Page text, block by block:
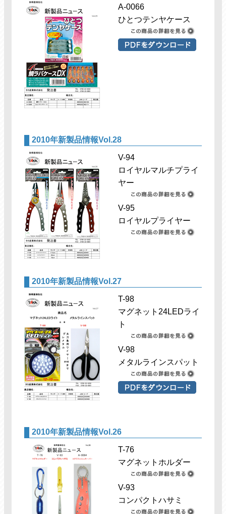
A-0066
ひとつテンヤケース
2010年新製品情報Vol.28
V-94
ロイヤルマルチプライ
ヤー
V-95
ロイヤルプライヤー
2010年新製品情報Vol.27
T-98
マグネット24LEDライ
ト
V-98
メタルラインスパット
2010年新製品情報Vol.26
T-76
マグネットホルダー
V-93
コンパクトハサミ